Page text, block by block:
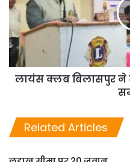
लायंस क्लब बिलासपुर ने
Related Articles